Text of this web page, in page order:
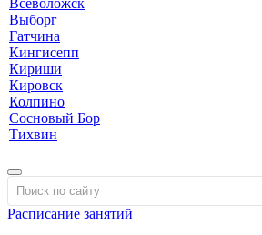
Выборг
Гатчина
Кингисепп
Кириши
Кировск
Колпино
Сосновый Бор
Тихвин
Расписание занятий